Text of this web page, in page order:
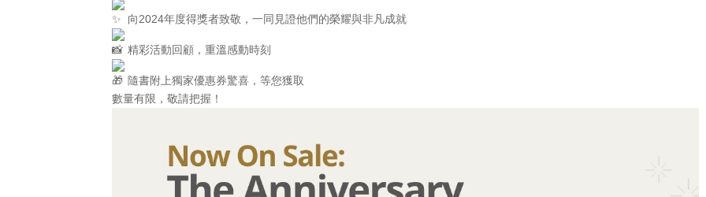
向2024年度得獎者致敬，一同見證他們的榮耀與非凡成就
精彩活動回顧，重溫感動時刻
隨書附上獨家優惠券驚喜，等您獲取
數量有限，敬請把握！